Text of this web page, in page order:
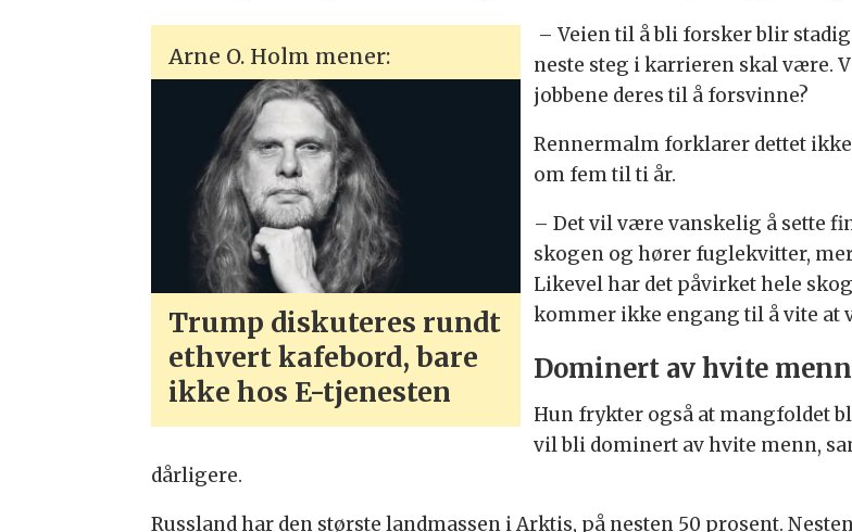
Arne O. Holm mener:
Trump diskuteres rundt
ethvert kafebord, bare
ikke hos E-tjenesten
– Veien til å bli forsker blir
neste steg i karrieren skal være.
jobbene deres til å forsvinne?
Rennermalm forklarer dettet
om fem til ti år.
– Det vil være vanskelig å sette
skogen og hører fuglekvitter,
Likevel har det påvirket hele
kommer ikke engang til å vite at
Dominert av hvite menn
Hun frykter også at mangfoldet
vil bli dominert av hvite menn,
dårligere.
Russland har den største landmassen i Arktis, på nesten 50 prosent.